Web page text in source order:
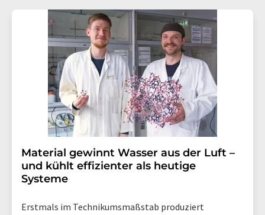
Material gewinnt Wasser aus der Luft –
und kühlt effizienter als heutige
Systeme
Erstmals im Technikumsmaßstab produziert